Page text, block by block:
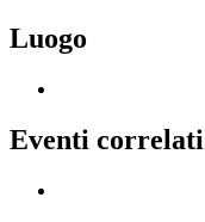
Luogo
Eventi correlati